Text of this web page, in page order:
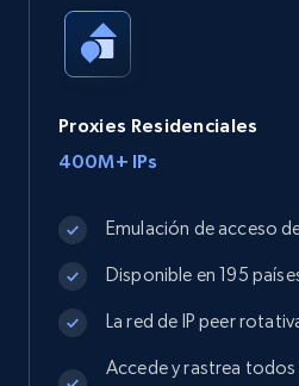
Proxies Residenciales
400M+ IPs
Emulación de acceso
Disponible en 195
La red de IP peer
Accede y rastrea